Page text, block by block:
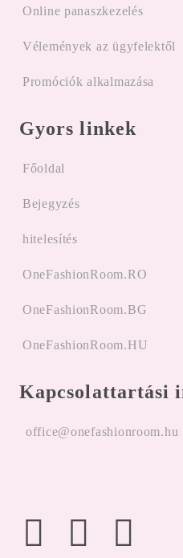
Online panaszkezelés
Vélemények az ügyfelektől
Promóciók alkalmazása
Gyors linkek
Főoldal
Bejegyzés
hitelesítés
OneFashionRoom.RO
OneFashionRoom.BG
OneFashionRoom.HU
Kapcsolattartási
office@onefashionroom.hu